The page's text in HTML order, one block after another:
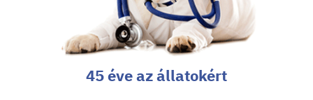
45 éve az állatokért